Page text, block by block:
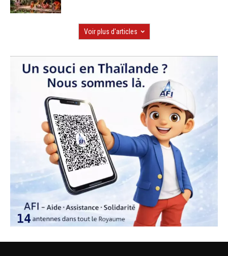
Voir plus d'articles